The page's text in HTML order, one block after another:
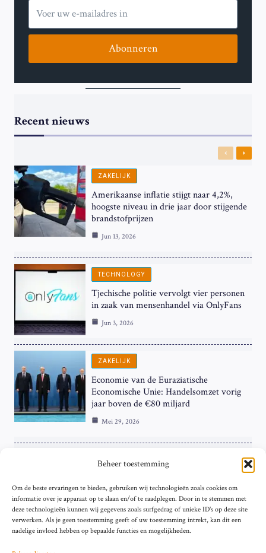
Beheer toestemming
Om de beste ervaringen te bieden, gebruiken wij technologieën zoals cookies om
informatie over je apparaat op te slaan en/of te raadplegen. Door in te stemmen met
deze technologieën kunnen wij gegevens zoals surfgedrag of unieke ID's op deze site
verwerken. Als je geen toestemming geeft of uw toestemming intrekt, kan dit een
nadelige invloed hebben op bepaalde functies en mogelijkheden.
Abonneren
Recent nieuws
Previous
Next
ZAKELIJK
Amerikaanse inflatie stijgt naar 4,2%,
hoogste niveau in drie jaar door stijgende
brandstofprijzen
Jun 13, 2026
TECHNOLOGY
Tjechische politie vervolgt vier personen
in zaak van mensenhandel via OnlyFans
Jun 3, 2026
ZAKELIJK
Economie van de Euraziatische
Economische Unie: Handelsomzet vorig
jaar boven de €80 miljard
Mei 29, 2026
ZAKELIJK
Hardnekkige Inflatie bij de ‘Grote Vier’
van de Eurozone
Mei 29, 2026